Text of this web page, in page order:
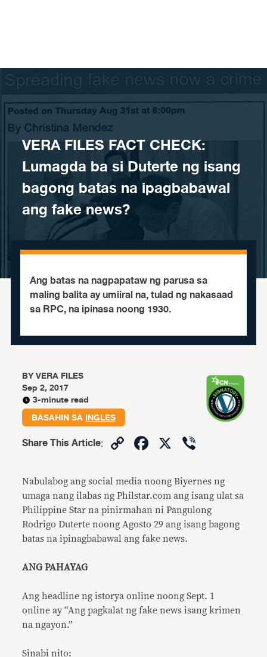
VERA FILES FACT CHECK:
Lumagda ba si Duterte ng isang
bagong batas na ipagbabawal
ang fake news?
Ang batas na nagpapataw ng parusa sa
maling balita ay umiiral na, tulad ng nakasaad
sa RPC, na ipinasa noong 1930.
BYVERA FILES
Sep 2, 2017
3-minute read
BASAHIN SAINGLES
Share This Article: CopyFacebook
X
Nabulabog ang social media noong Biyernes ng
umaga nang ilabas ng Philstar.com ang isang ulat sa
Philippine Star na pinirmahan ni Pangulong
Rodrigo Duterte noong Agosto 29 ang isang bagong
batas na ipinagbabawal ang fake news.
ANG PAHAYAG
Ang headline ng istorya online noong Sept. 1
online ay “Ang pagkalat ng fake news isang krimen
na ngayon.”
Sinabi nito: